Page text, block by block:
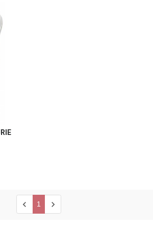
chevron_left 1 chevron_right